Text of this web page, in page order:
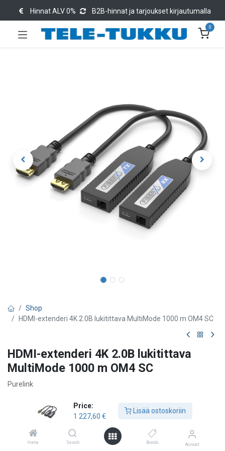
Price:
1 227,60 €
Lisää ostoskoriin
Home Search Brands Account
Hinnat ALV 0% B2B-hinnat ja tarjoukset kirjautumalla
0
Shop
HDMI-extenderi 4K 2.0B lukitittava MultiMode 1000 m OM4 SC
HDMI-extenderi 4K 2.0B lukitittava
MultiMode 1000 m OM4 SC
Purelink
1 227,60€
Lisää ostoskoriin